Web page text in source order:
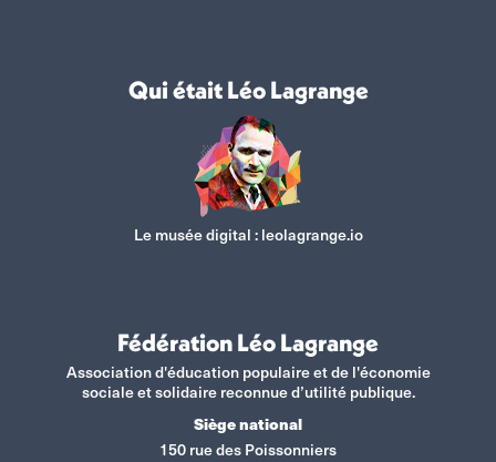
Qui était Léo Lagrange
Le musée digital :leolagrange.io
Fédération Léo Lagrange
Association d'éducation populaire et de l'économie
sociale et solidaire reconnue d’utilité publique.
Siège national
150 rue des Poissonniers